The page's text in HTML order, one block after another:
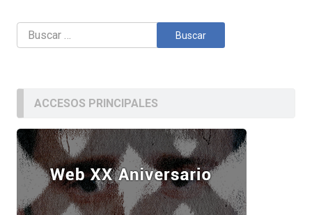
Buscar:
ACCESOS PRINCIPALES